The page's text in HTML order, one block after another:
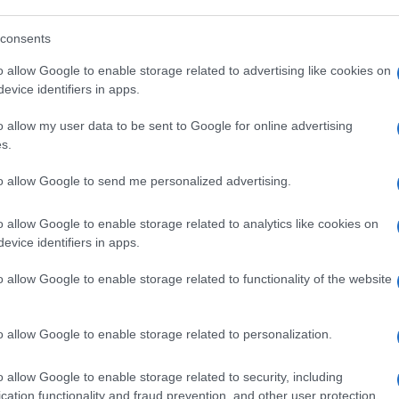
allow Google to enable storage related to advertising like cookies on
identifiers in apps.
allow my user data to be sent to Google for online advertising
allow Google to send me personalized advertising.
allow Google to enable storage related to analytics like cookies on
identifiers in apps.
allow Google to enable storage related to functionality of the website
allow Google to enable storage related to personalization.
allow Google to enable storage related to security, including
functionality and fraud prevention, and other user protection.
naso e bocca ed impedire il
un dettaglio, non indifferente, di questa
festeggiamenti fosseroammessi solo
avrebbero potuto partecipare alla
siamo completamente protetti”, ha
dall’Olanda. Ma siamo sicuri?
in percentuale minore,anche vaccinati e
il morbo
italiana,il caso di Martina
che nonostante l’aumento dei casi la
perché vaccinata. Ma soprattutto stupisce